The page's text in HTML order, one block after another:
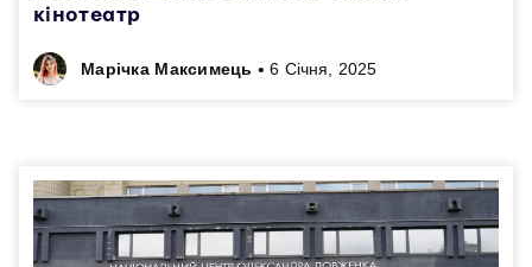
кінотеатр
Марічка Максимець • 6 Січня, 2025